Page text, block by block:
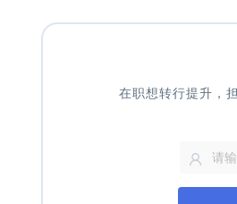
在职想转行提升，